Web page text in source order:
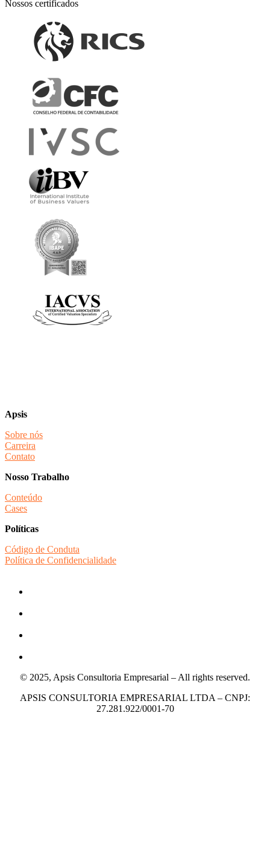
Nossos certificados
Apsis
Sobre nós
Carreira
Contato
Nosso Trabalho
Conteúdo
Cases
Políticas
Código de Conduta
Política de Confidencialidade
© 2025, Apsis Consultoria Empresarial – All rights reserved.
APSIS CONSULTORIA EMPRESARIAL LTDA – CNPJ:
27.281.922/0001-70